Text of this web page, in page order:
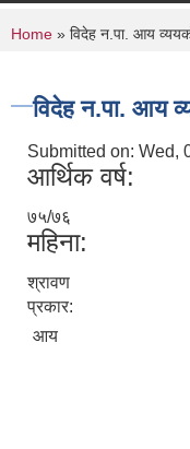
You are
Home » विदेह न.पा. आय
विदेह न.पा. आय
Submitted on: Wed,
आर्थिक वर्ष:
७५/७६
महिना:
श्रावण
प्रकार:
आय